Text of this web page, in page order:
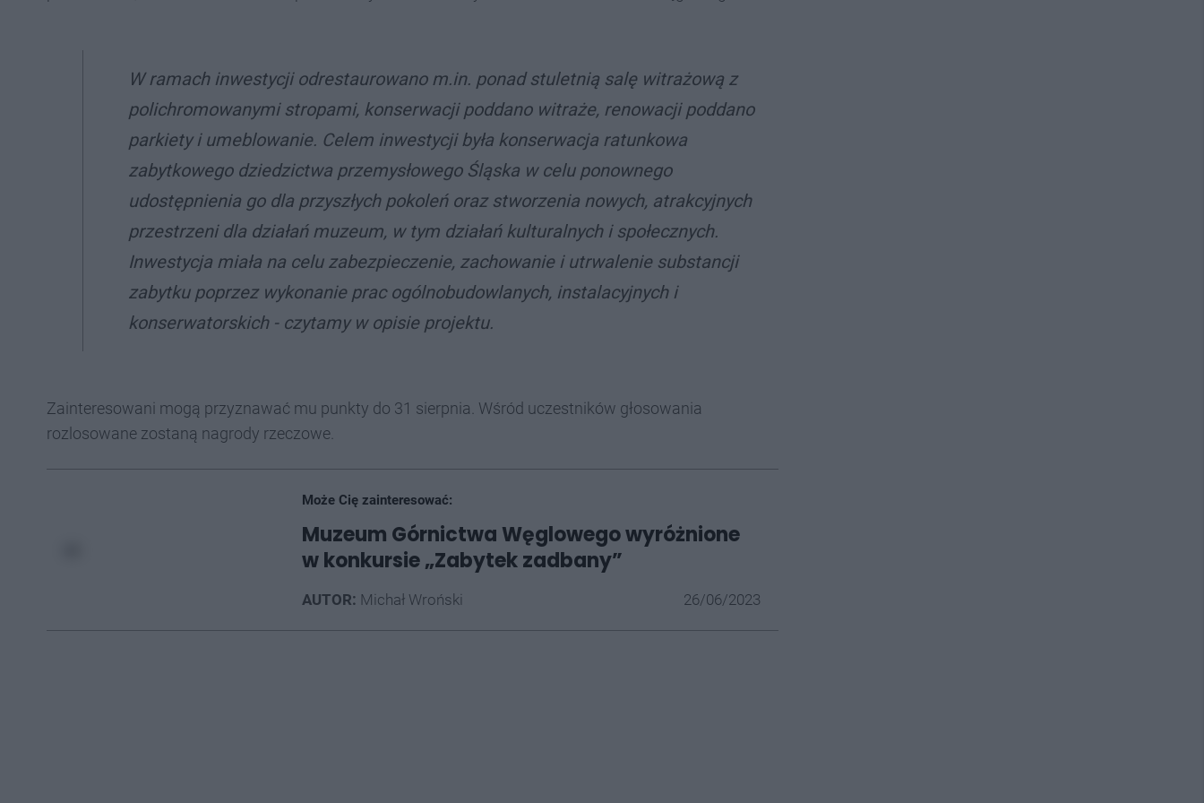
W ramach inwestycji odrestaurowano m.in. ponad stuletnią salę witrażową z
polichromowanymi stropami, konserwacji poddano witraże, renowacji poddano
parkiety i umeblowanie. Celem inwestycji była konserwacja ratunkowa
zabytkowego dziedzictwa przemysłowego Śląska w celu ponownego
udostępnienia go dla przyszłych pokoleń oraz stworzenia nowych, atrakcyjnych
przestrzeni dla działań muzeum, w tym działań kulturalnych i społecznych.
Inwestycja miała na celu zabezpieczenie, zachowanie i utrwalenie substancji
zabytku poprzez wykonanie prac ogólnobudowlanych, instalacyjnych i
konserwatorskich - czytamy w opisie projektu.
Zainteresowani mogą przyznawać mu punkty do 31 sierpnia. Wśród uczestników głosowania
rozlosowane zostaną nagrody rzeczowe.
Może Cię zainteresować:
Muzeum Górnictwa Węglowego wyróżnione
w konkursie „Zabytek zadbany”
AUTOR: Michał Wroński 26/06/2023